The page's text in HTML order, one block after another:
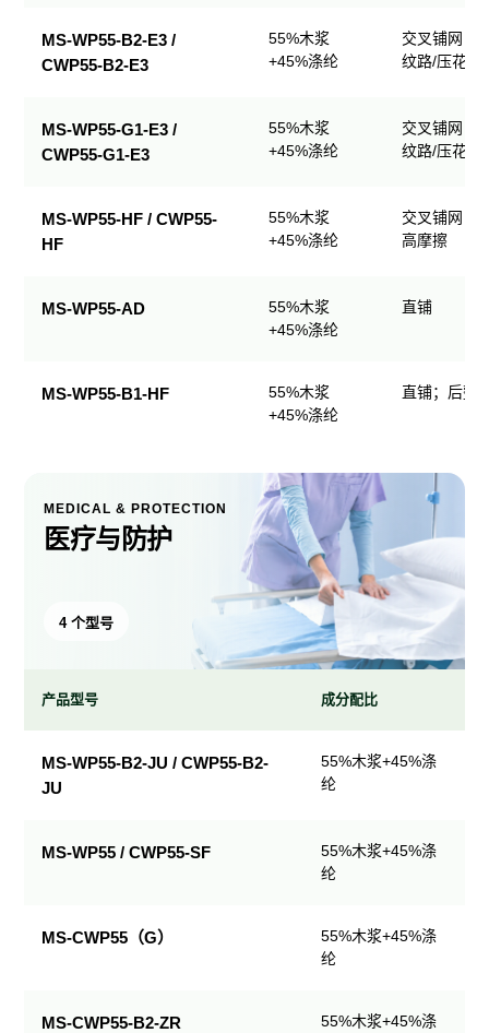
MS-WP55-B2-E3 /
CWP55-B2-E3
55%木浆
+45%涤纶
交叉铺网；
纹路/压花
MS-WP55-G1-E3 /
CWP55-G1-E3
55%木浆
+45%涤纶
交叉铺网；
纹路/压花
MS-WP55-HF / CWP55-
HF
55%木浆
+45%涤纶
交叉铺网；
高摩擦
MS-WP55-AD
55%木浆
+45%涤纶
直铺
MS-WP55-B1-HF
55%木浆
+45%涤纶
直铺；后整
MEDICAL & PROTECTION
医疗与防护
4 个型号
与
产品型号 成分配比
MS-WP55-B2-JU / CWP55-B2-
JU
55%木浆+45%涤
纶
MS-WP55 / CWP55-SF
55%木浆+45%涤
纶
MS-CWP55（G）
55%木浆+45%涤
纶
MS-CWP55-B2-ZR
55%木浆+45%涤